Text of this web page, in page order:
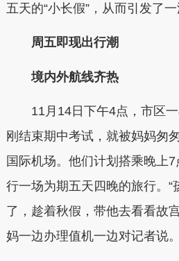
五天的“小长假”，从而引发了
周五即现出行潮
境内外航线齐热
11月14日下午4点，市区一
刚结束期中考试，就被妈妈匆
国际机场。他们计划搭乘晚上
行一场为期五天四晚的旅行。“
了，趁着秋假，带他去看看故
妈一边办理值机一边对记者说。